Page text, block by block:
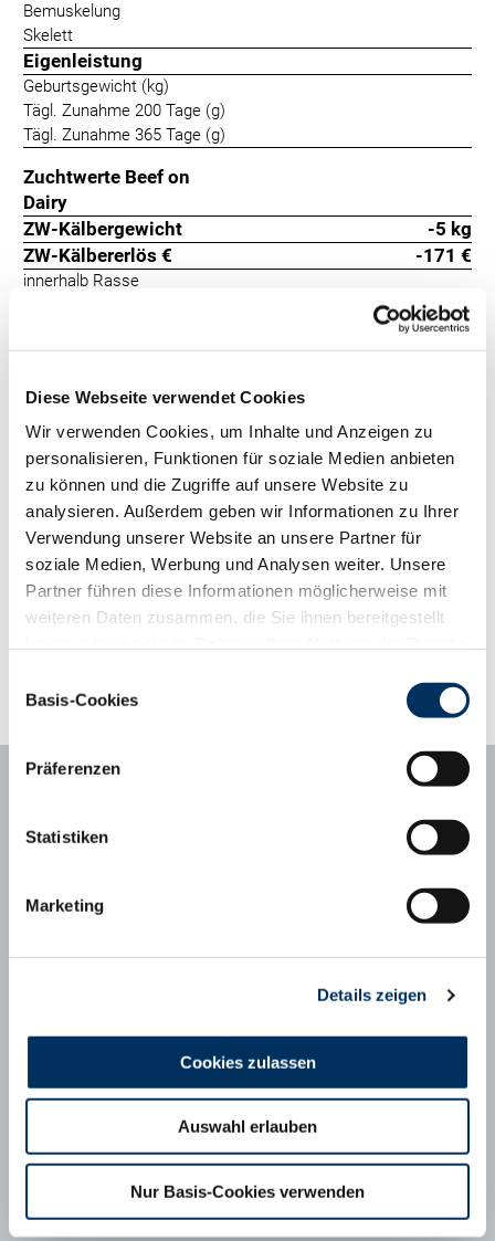
Diese Webseite verwendet Cookies
Wir verwenden Cookies, um Inhalte und Anzeigen zu
personalisieren, Funktionen für soziale Medien anbieten
zu können und die Zugriffe auf unsere Website zu
analysieren. Außerdem geben wir Informationen zu Ihrer
Verwendung unserer Website an unsere Partner für
soziale Medien, Werbung und Analysen weiter. Unsere
Partner führen diese Informationen möglicherweise mit
weiteren Daten zusammen, die Sie ihnen bereitgestellt
Cookies, wenn Sie unsere Webseite weiterhin nutzen.
Basis-Cookies
Präferenzen
Statistiken
Marketing
Details zeigen
Cookies zulassen
Auswahl erlauben
Nur Basis-Cookies verwenden
Bemuskelung
Skelett
Eigenleistung
Geburtsgewicht (kg)
Tägl. Zunahme 200 Tage (g)
Tägl. Zunahme 365 Tage (g)
Zuchtwerte Beef on
Dairy
ZW-Kälbergewicht
-5 kg
ZW-Kälbererlös €
-171 €
innerhalb Rasse
+11
+7
Package ist ein roter Angusbulle mit einem sehr ausgeglichenen
Kälber verspricht. Package ist ein US-Bulle mit einem starken
Pedigree und einem leichten Geburtsgewicht von 35 kg.
Phänotyp-Informationen aus der Gebrauchskreuzung
ab zweiter Kalbung, Abweichung vom Mittelwert
Abweichungsprofil +3 +2 +1 Mittel -1 -2 -3
MAXIMILIAN SCHÄFER
Geschäftsführer FHB e.V., Bonn
T +49 228 6294799-1